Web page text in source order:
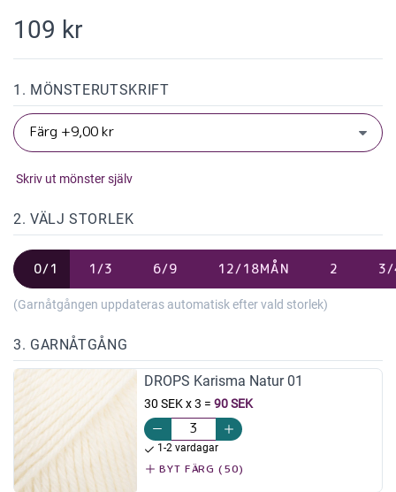
109 kr
1. MÖNSTERUTSKRIFT
Skriv ut mönster själv
2. VÄLJ STORLEK
0/1 1/3 6/9 12/18MÅN 2 3/
(Garnåtgången uppdateras automatisk efter vald storlek)
3. GARNÅTGÅNG
DROPS Karisma Natur 01
30 SEK x 3 = 90 SEK
1-2 vardagar
BYT FÄRG (50)